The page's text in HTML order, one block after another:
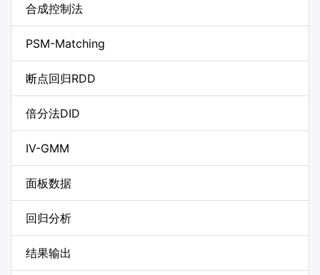
合成控制法
PSM-Matching
断点回归RDD
倍分法DID
IV-GMM
面板数据
回归分析
结果输出